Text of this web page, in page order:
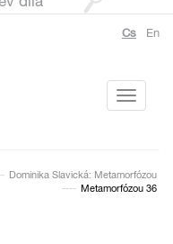
Cs En
Toggle
Dominika Slavická: Metamorfózou
Metamorfózou 36